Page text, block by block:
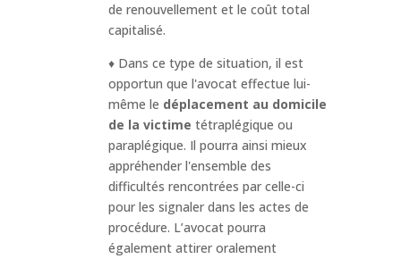
de renouvellement et le coût total
capitalisé.
♦ Dans ce type de situation, il est
opportun que l'avocat effectue lui-
même le déplacement au domicile
de la victime tétraplégique ou
paraplégique. Il pourra ainsi mieux
appréhender l'ensemble des
difficultés rencontrées par celle-ci
pour les signaler dans les actes de
procédure. L’avocat pourra
également attirer oralement